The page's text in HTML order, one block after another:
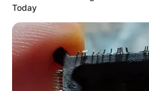
ÖNCEKİ KONU
Adam 3 yaşındaki
kızına bağırıp
çağırdı